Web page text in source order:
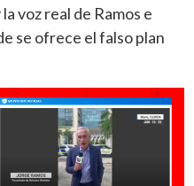
voz real de Ramos e
se ofrece el falso plan